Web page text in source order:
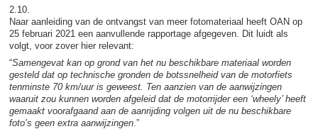
2.10.
Naar aanleiding van de ontvangst van meer fotomateriaal heeft OAN op
25 februari 2021 een aanvullende rapportage afgegeven. Dit luidt als
volgt, voor zover hier relevant:
“Samengevat kan op grond van het nu beschikbare materiaal worden
gesteld dat op technische gronden de botssnelheid van de motorfiets
tenminste 70 km/uur is geweest. Ten aanzien van de aanwijzingen
waaruit zou kunnen worden afgeleid dat de motorrijder een ‘wheely’ heeft
gemaakt voorafgaand aan de aanrijding volgen uit de nu beschikbare
foto’s geen extra aanwijzingen.”